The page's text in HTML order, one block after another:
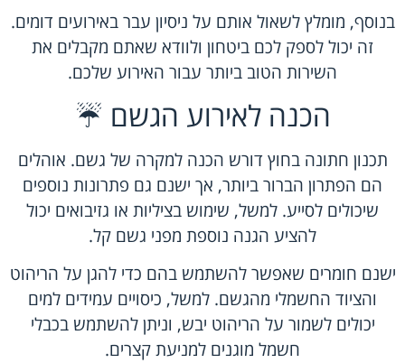
בנוסף, מומלץ לשאול אותם על ניסיון עבר באירועים דומים.
זה יכול לספק לכם ביטחון ולוודא שאתם מקבלים את
השירות הטוב ביותר עבור האירוע שלכם.
הכנה לאירוע הגשם ☔
תכנון חתונה בחוץ דורש הכנה למקרה של גשם. אוהלים
הם הפתרון הברור ביותר, אך ישנם גם פתרונות נוספים
שיכולים לסייע. למשל, שימוש בציליות או גזיבואים יכול
להציע הגנה נוספת מפני גשם קל.
ישנם חומרים שאפשר להשתמש בהם כדי להגן על הריהוט
והציוד החשמלי מהגשם. למשל, כיסויים עמידים למים
יכולים לשמור על הריהוט יבש, וניתן להשתמש בכבלי
חשמל מוגנים למניעת קצרים.